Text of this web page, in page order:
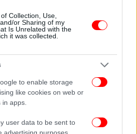
Collection, Use,
or Sharing of my
Is Unrelated with the
it was collected.
to enable storage
like cookies on web or
apps.
user data to be sent to
advertising purposes.